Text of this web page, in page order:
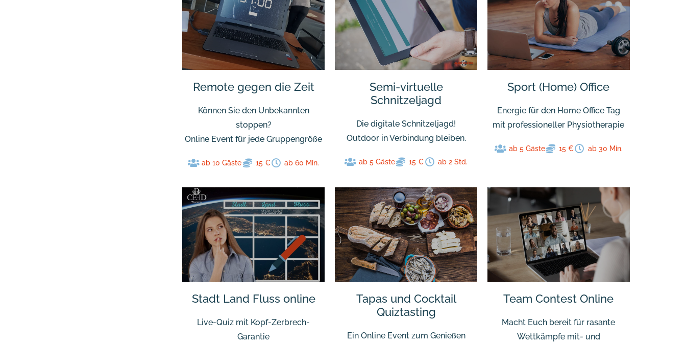
Remote gegen die Zeit
Können Sie den Unbekannten
stoppen?
Online Event für jede Gruppengröße
ab 10 Gäste 15 € ab 60 Min.
Semi-virtuelle
Schnitzeljagd
Die digitale Schnitzeljagd!
Outdoor in Verbindung bleiben.
ab 5 Gäste 15 € ab 2 Std.
Sport (Home) Office
Energie für den Home Office Tag
mit professioneller Physiotherapie
ab 5 Gäste 15 € ab 30 Min.
Stadt Land Fluss online
Live-Quiz mit Kopf-Zerbrech-
Garantie
Tapas und Cocktail
Quiztasting
Ein Online Event zum Genießen
Team Contest Online
Macht Euch bereit für rasante
Wettkämpfe mit- und